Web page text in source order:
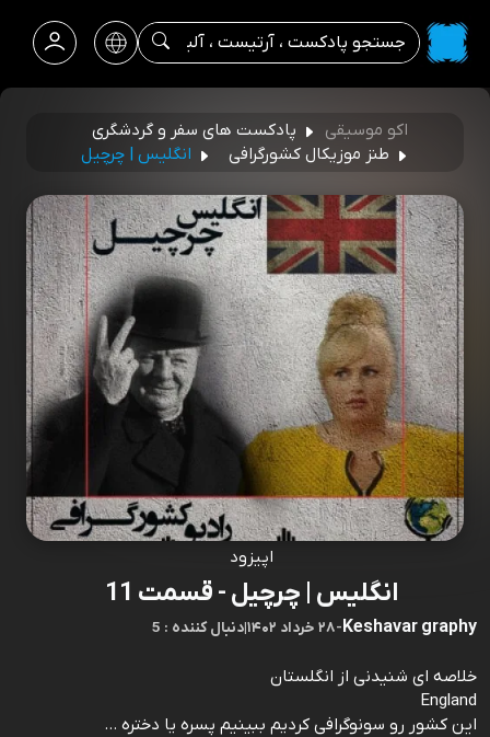
اکو موسیقی
پادکست های سفر و گردشگری
طنز موزیکال کشورگرافی
انگلیس | چرچیل
اپیزود
انگلیس | چرچیل - قسمت 11
Keshavar graphy
-۲۸ خرداد ۱۴۰۲ |5 : دنبال کننده
خلاصه ای شنیدنی از انگلستان
England
این کشور رو سونوگرافی کردیم ببینیم پسره یا دختره ...